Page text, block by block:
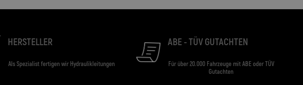
HERSTELLER
Als Spezialist fertigen wir Hydraulikleitungen
ABE - TÜV GUTACHTEN
Für über 20.000 Fahrzeuge mit ABE oder TÜV
Gutachten